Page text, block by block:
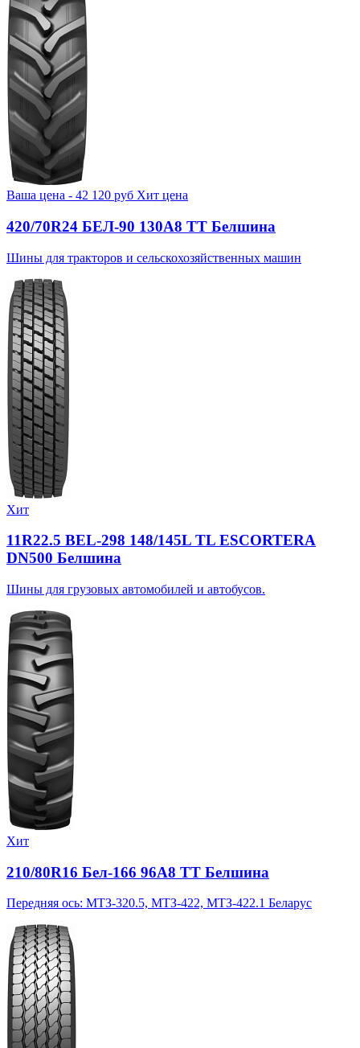
Ваша цена - 42 120 руб Хит цена
420/70R24 БЕЛ-90 130А8 TT Белшина
Шины для тракторов и сельскохозяйственных машин
Хит
11R22.5 BEL-298 148/145L TL ESCORTERA
DN500 Белшина
Шины для грузовых автомобилей и автобусов.
Хит
210/80R16 Бел-166 96A8 TT Белшина
Передняя ось: МТЗ-320.5, МТЗ-422, МТЗ-422.1 Беларус